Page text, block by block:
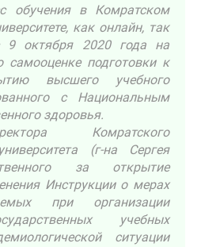
обучения в Комратском
как онлайн, так
октября 2020 года на
самооценке подготовки к
высшего учебного
с Национальным
здоровья.
Комратского
(г-на Сергея
за открытие
Инструкции о мерах
при организации
учебных
ситуации